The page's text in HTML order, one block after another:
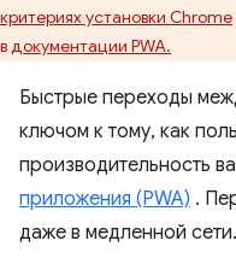
критериях установки Chrome
вдокументации PWA.
Быстрые переходы
ключом к тому, как
производительность
приложения (PWA) .
даже в медленной сети.